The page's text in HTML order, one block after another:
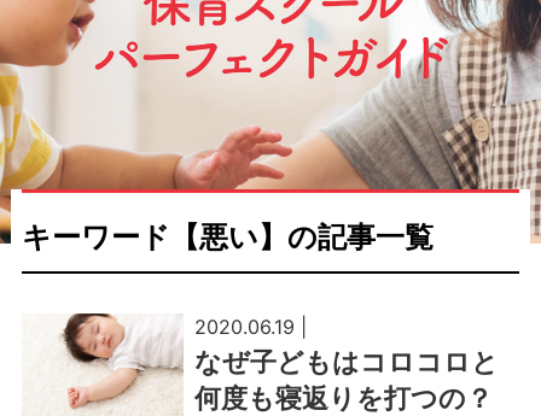
キーワード【悪い】の記事一覧
2020.06.19 |
なぜ子どもはコロコロと
何度も寝返りを打つの？